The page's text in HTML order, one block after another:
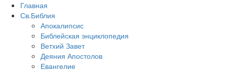
Главная
Св.Библия
Апокалипсис
Библейская энциклопедия
Ветхий Завет
Деяния Апостолов
Евангелие